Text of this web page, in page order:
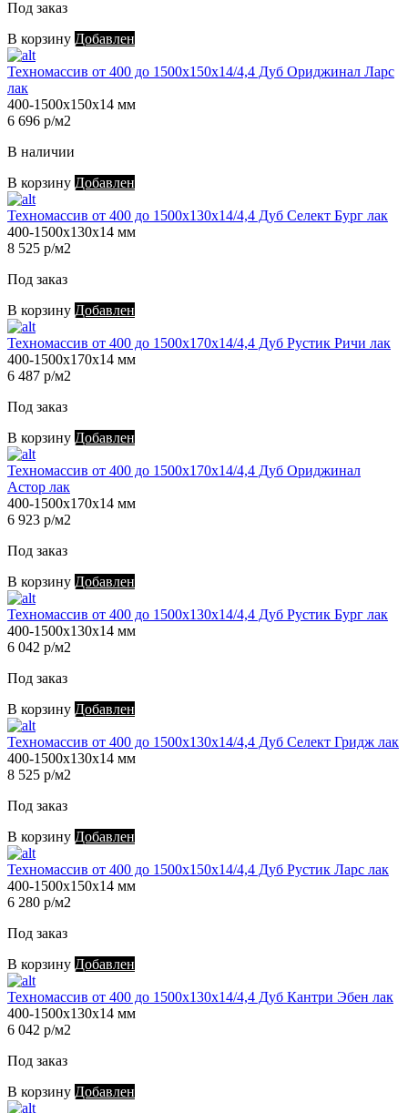
Под заказ
В корзину Добавлен
Техномассив от 400 до 1500х150х14/4,4 Дуб Ориджинал Ларс
лак
400-1500х150х14 мм
6 696 р/м2
В наличии
В корзину Добавлен
Техномассив от 400 до 1500х130х14/4,4 Дуб Селект Бург лак
400-1500х130х14 мм
8 525 р/м2
Под заказ
В корзину Добавлен
Техномассив от 400 до 1500х170х14/4,4 Дуб Рустик Ричи лак
400-1500х170х14 мм
6 487 р/м2
Под заказ
В корзину Добавлен
Техномассив от 400 до 1500х170х14/4,4 Дуб Ориджинал
Астор лак
400-1500х170х14 мм
6 923 р/м2
Под заказ
В корзину Добавлен
Техномассив от 400 до 1500х130х14/4,4 Дуб Рустик Бург лак
400-1500х130х14 мм
6 042 р/м2
Под заказ
В корзину Добавлен
Техномассив от 400 до 1500х130х14/4,4 Дуб Селект Гридж лак
400-1500х130х14 мм
8 525 р/м2
Под заказ
В корзину Добавлен
Техномассив от 400 до 1500х150х14/4,4 Дуб Рустик Ларс лак
400-1500х150х14 мм
6 280 р/м2
Под заказ
В корзину Добавлен
Техномассив от 400 до 1500х130х14/4,4 Дуб Кантри Эбен лак
400-1500х130х14 мм
6 042 р/м2
Под заказ
В корзину Добавлен